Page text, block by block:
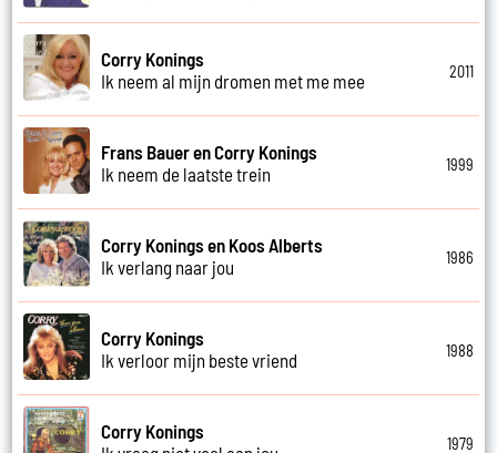
Corry Konings
Ik neem al mijn dromen met me mee
2011
Frans Bauer en Corry Konings
Ik neem de laatste trein
1999
Corry Konings en Koos Alberts
Ik verlang naar jou
1986
Corry Konings
Ik verloor mijn beste vriend
1988
Corry Konings
1979